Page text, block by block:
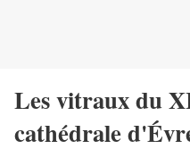
Les vitraux du
cathédrale